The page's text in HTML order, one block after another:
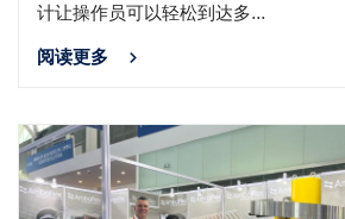
计让操作员可以轻松到达多...
阅读更多